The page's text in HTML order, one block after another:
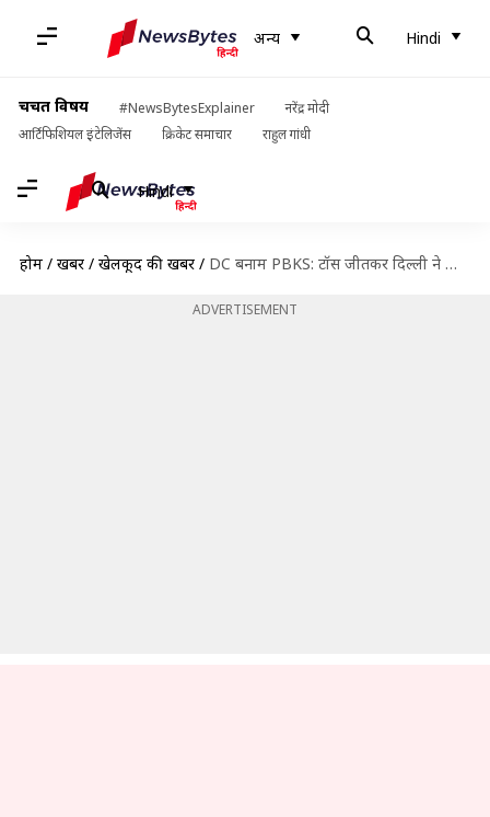
अन्य Hindi
चर्चित विषय #NewsBytesExplainer
नरेंद्र मोदी
आर्टिफिशियल इंटेलिजेंस
क्रिकेट समाचार राहुल गांधी
Hindi
होम / खबरें / खेलकूद की खबरें / DC बनाम PBKS: टॉस जीतकर दिल्ली ने लिया पहले गेंदबाजी का फैसला, जानें प्लेइंग इलेवन
ADVERTISEMENT